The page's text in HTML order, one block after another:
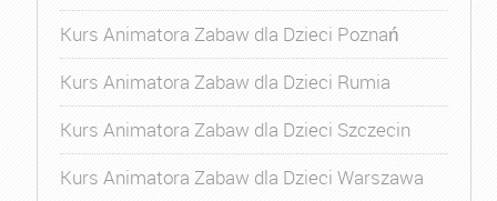
Kurs Animatora Zabaw dla Dzieci Poznań
Kurs Animatora Zabaw dla Dzieci Rumia
Kurs Animatora Zabaw dla Dzieci Szczecin
Kurs Animatora Zabaw dla Dzieci Warszawa